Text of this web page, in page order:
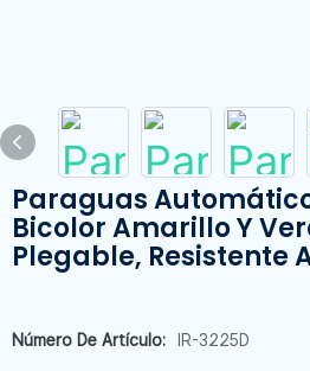
Paraguas
Bicolor Amarillo Y
Plegable, Resistente
Número De Artículo: IR-3225D